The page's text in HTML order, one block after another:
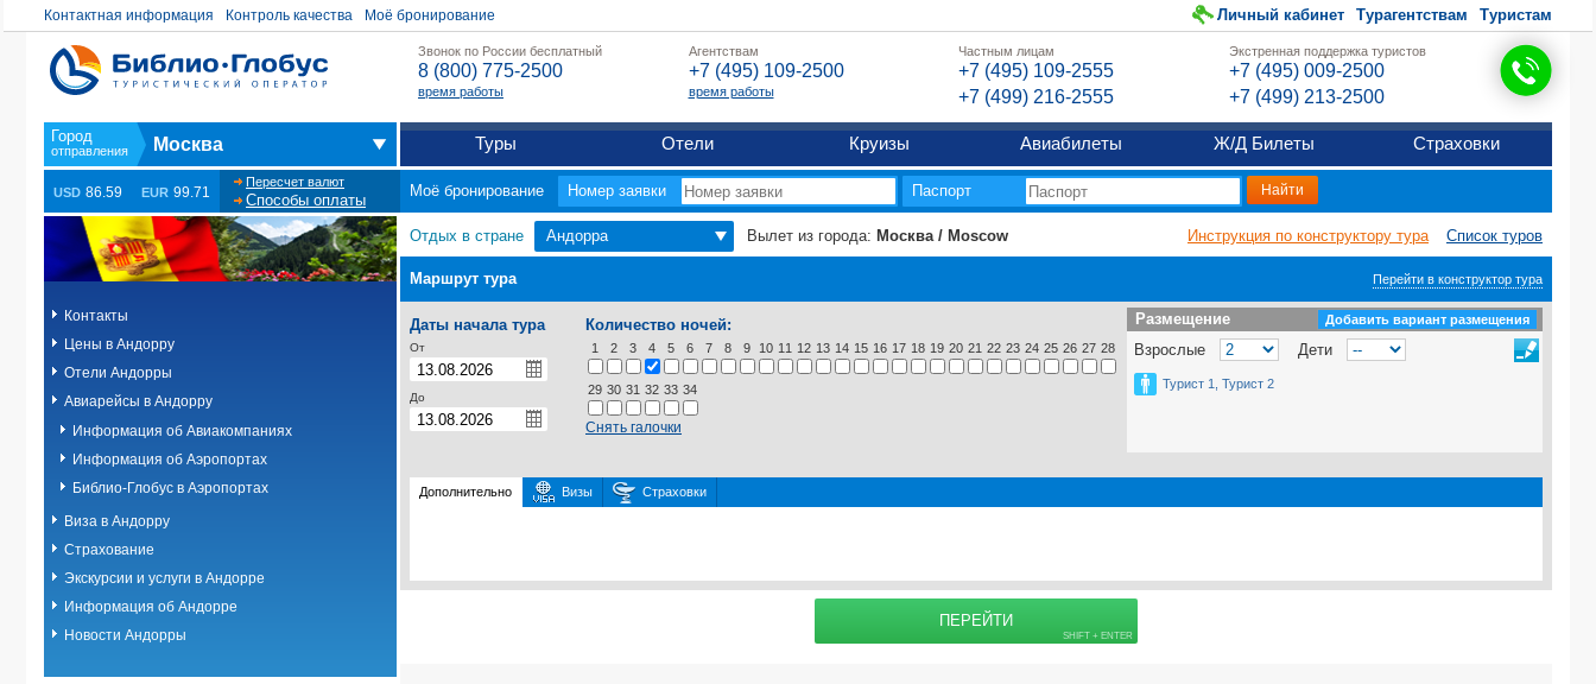
Контактная информация Контроль качества Моё бронирование Личный кабинет Турагентствам Туристам
Звонок по России бесплатный
8 (800) 775-2500
время работы
Агентствам
+7 (495) 109-2500
время работы
Частным лицам
+7 (495) 109-2555
+7 (499) 216-2555
Экстренная поддержка туристов
+7 (495) 009-2500
+7 (499) 213-2500
Москва Туры Отели Круизы Авиабилеты Ж/Д Билеты Страховки
USD 86.59 EUR 99.71
Пересчет валют
Способы оплаты
Моё бронирование Номер заявки Паспорт
Контакты
Цены в Андорру
Отели Андорры
Авиарейсы в Андорру
Информация об Авиакомпаниях
Информация об Аэропортах
Библио-Глобус в Аэропортах
Виза в Андорру
Страхование
Экскурсии и услуги в Андорре
Информация об Андорре
Новости Андорры
Отдых в стране Андорра Вылет из города: Москва / Moscow Инструкция по конструктору тура Список туров
Маршрут тура Перейти в конструктор тура
Даты начала тура
От
До
Размещение
Размещение Добавить вариант размещения
Взрослые Дети
Турист 1, Турист 2
Количество ночей:
1 2 3 4 5 6 7 8 9 10 11 12 13 14 15 16 17 18 19 20 21 22 23 24 25 26 27 28
29 30 31 32 33 34
Снять галочки
Дополнительно Визы Страховки
ПЕРЕЙТИ